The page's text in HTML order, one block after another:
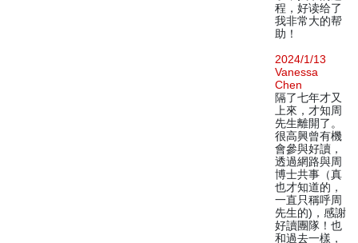
程，好读给了
我非常大的帮
助！
2024/1/13
Vanessa
Chen
隔了七年才又
上來，才知周
先生離開了。
很高興曾有機
會參與好讀，
透過網路與周
博士共事（真
也才知道的，
一直只稱呼周
先生的)，感謝
好讀團隊！也
和過去一樣，